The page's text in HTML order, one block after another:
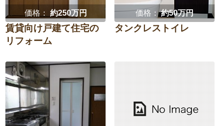
価格： 約250万円
賃貸向け戸建て住宅の
リフォーム
価格：約50万円
タンクレストイレ